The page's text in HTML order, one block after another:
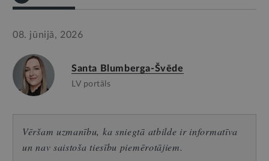
08. jūnijā, 2026
Santa Blumberga-Švēde
LV portāls
Vēršam uzmanību, ka sniegtā atbilde ir informatīva
un nav saistoša tiesību piemērotājiem.